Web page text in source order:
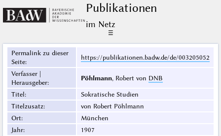
Publikationen
im Netz
☰
Permalink zu dieser
Seite:
https://publikationen.badw.de/de/003205052
Verfasser |
Herausgeber:
Pöhlmann, Robert von DNB
Titel:
Sokratische Studien
Titelzusatz:
von Robert Pöhlmann
Ort:
München
Jahr:
1907